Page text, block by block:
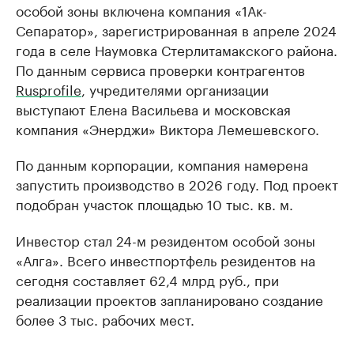
особой зоны включена компания «1Ак-
Сепаратор», зарегистрированная в апреле 2024
года в селе Наумовка Стерлитамакского района.
По данным сервиса проверки контрагентов
Rusprofile, учредителями организации
выступают Елена Васильева и московская
компания «Энерджи» Виктора Лемешевского.
По данным корпорации, компания намерена
запустить производство в 2026 году. Под проект
подобран участок площадью 10 тыс. кв. м.
Инвестор стал 24-м резидентом особой зоны
«Алга». Всего инвестпортфель резидентов на
сегодня составляет 62,4 млрд руб., при
реализации проектов запланировано создание
более 3 тыс. рабочих мест.